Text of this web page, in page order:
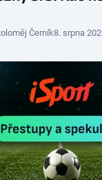
Černík8. srpna